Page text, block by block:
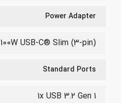
Power Adapter
100W USB-C® Slim (3-pin)
Standard Ports
1x USB 3.2 Gen 1